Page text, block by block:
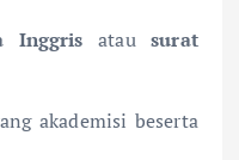
Inggris atausurat
akademisi beserta